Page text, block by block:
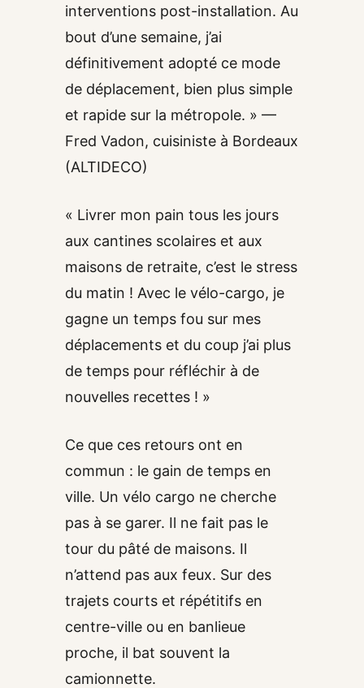
interventions post-installation. Au
bout d’une semaine, j’ai
définitivement adopté ce mode
de déplacement, bien plus simple
et rapide sur la métropole. » —
Fred Vadon, cuisiniste à Bordeaux
(ALTIDECO)
« Livrer mon pain tous les jours
aux cantines scolaires et aux
maisons de retraite, c’est le stress
du matin ! Avec le vélo-cargo, je
gagne un temps fou sur mes
déplacements et du coup j’ai plus
de temps pour réfléchir à de
nouvelles recettes ! »
Ce que ces retours ont en
commun : le gain de temps en
ville. Un vélo cargo ne cherche
pas à se garer. Il ne fait pas le
tour du pâté de maisons. Il
n’attend pas aux feux. Sur des
trajets courts et répétitifs en
centre-ville ou en banlieue
proche, il bat souvent la
camionnette.